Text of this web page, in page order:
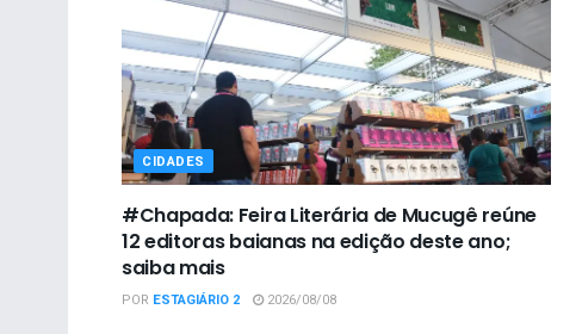
CIDADES
#Chapada: Feira Literária de Mucugê reúne
12 editoras baianas na edição deste ano;
saiba mais
POR ESTAGIÁRIO 2 2026/08/08